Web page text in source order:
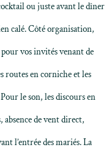
ou juste avant le dîner
calé. Côté organisation,
vos invités venant de
routes en corniche et les
le son, les discours en
de vent direct,
l’entrée des mariés. La